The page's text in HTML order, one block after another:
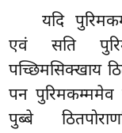
यदि
एवं सति
पच्छिमसिक्खाय
पन
पुब्बे